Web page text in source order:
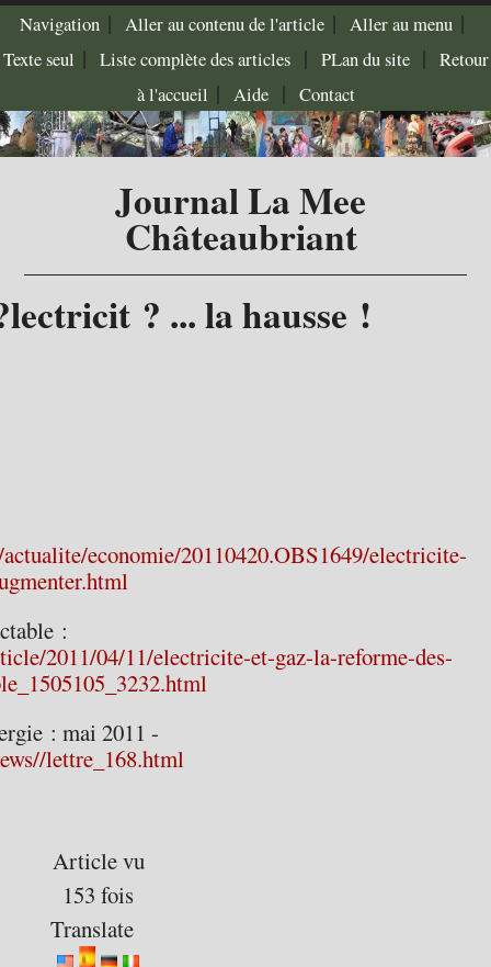
Navigation| Aller au contenu de l'article| Aller au menu|
Texte seul | Liste complète des articles| PLan du site | Retour
à l'accueil | Aide| Contact
Journal La Mee
Châteaubriant
? ... la hausse !
economie/20110420.OBS1649/electricite-
:
2011/04/11/electricite-et-gaz-la-reforme-des-
: mai 2011 -
lettre_168.html
Article vu
153 fois
Translate